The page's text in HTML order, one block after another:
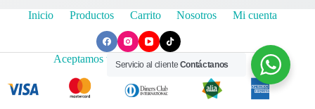
Inicio Productos Carrito Nosotros Mi cuenta
Aceptamos todas las tarjetas de crédito
Servicio al cliente Contáctanos